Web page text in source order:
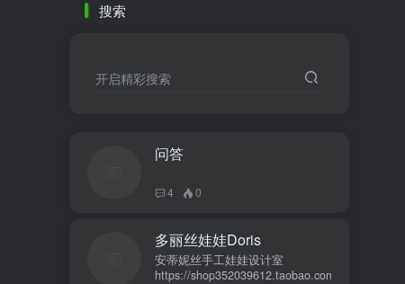
搜索
开启精彩搜索
问答
4 0
多丽丝娃娃Doris
安蒂妮丝手工娃娃设计室
https://shop352039612.taobao.com